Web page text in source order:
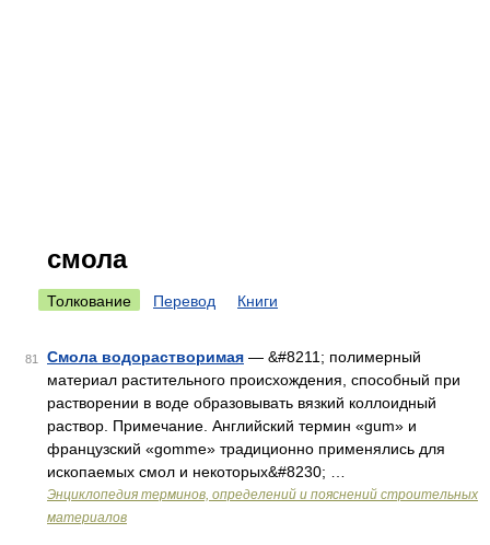
смола
Толкование Перевод Книги
81 Смола водорастворимая — &#8211; полимерный
материал растительного происхождения, способный при
растворении в воде образовывать вязкий коллоидный
раствор. Примечание. Английский термин «gum» и
французский «gomme» традиционно применялись для
ископаемых смол и некоторых&#8230; …
Энциклопедия терминов, определений и пояснений строительных
материалов